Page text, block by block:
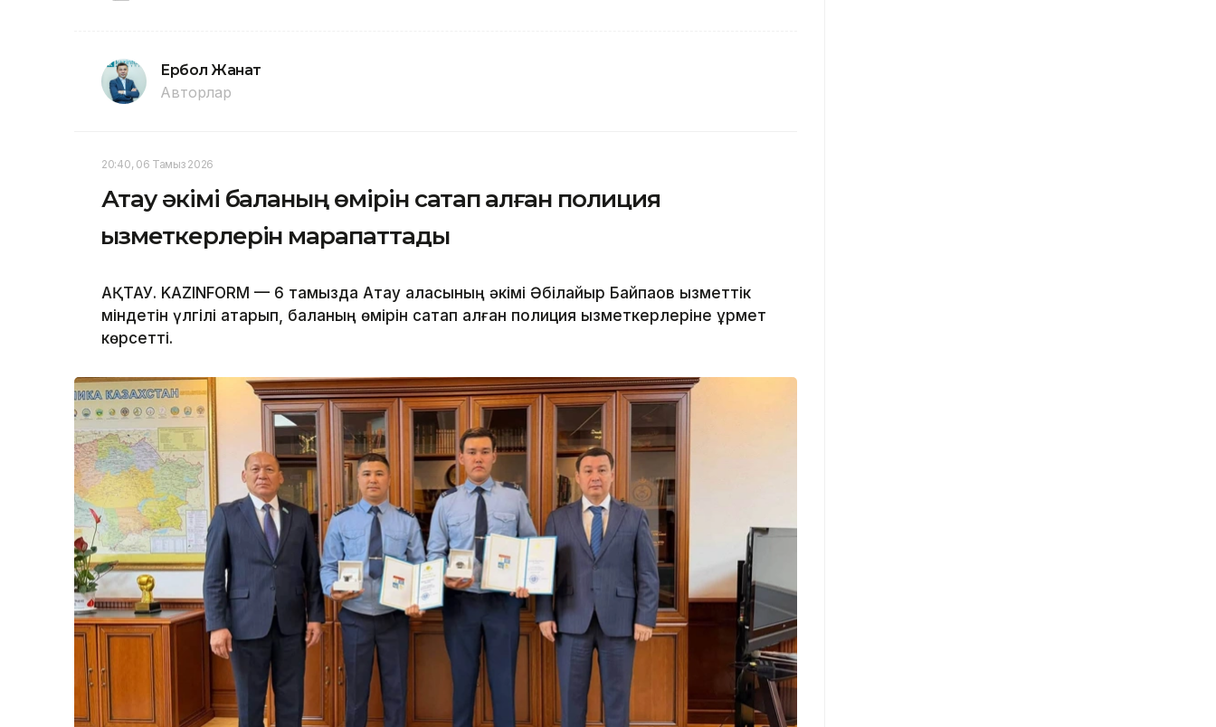
Ербол Жанат
Авторлар
20:40, 06 Тамыз 2026
Ақтау әкімі баланың өмірін сақтап қалған полиция
қызметкерлерін марапаттады
АҚТАУ. KAZINFORM — 6 тамызда Ақтау қаласының әкімі Әбілқайыр Байпақов қызметтік
міндетін үлгілі атқарып, баланың өмірін сақтап қалған полиция қызметкерлеріне құрмет
көрсетті.